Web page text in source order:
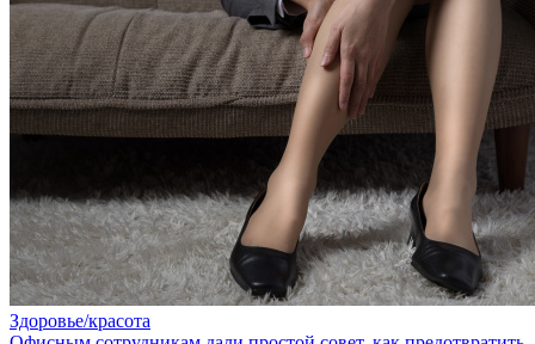
Здоровье/красота